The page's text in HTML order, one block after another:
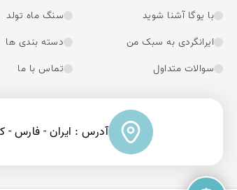
با یوگا آشنا شوید
سنگ ماه تولد
ایرانگردی به سبک من
دسته بندی ها
سوالات متداول
تماس با ما
آدرس : ایران - فارس -